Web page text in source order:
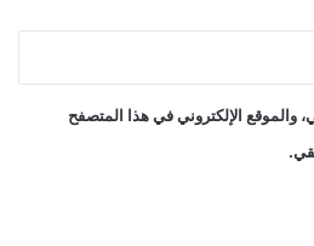
والموقع الإلكتروني في هذا المتصفح